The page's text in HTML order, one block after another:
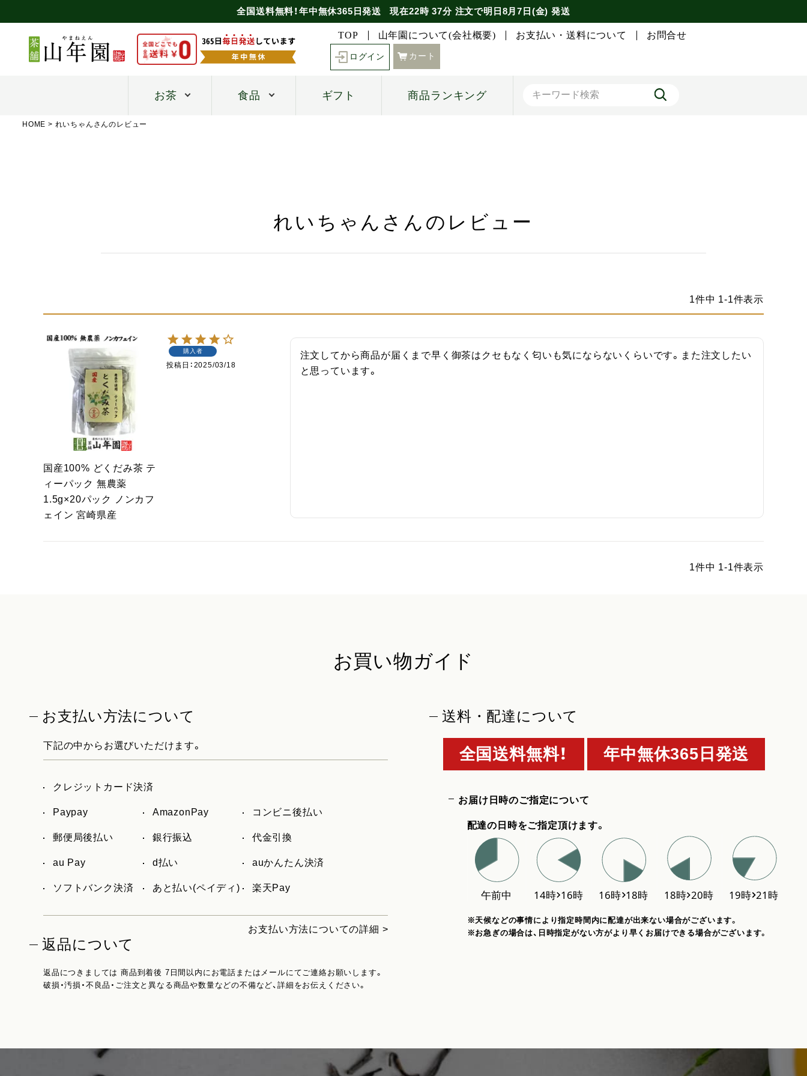
全国送料無料！年中無休365日発送 現在22時 37分注文で明日8月7日(金) 発送
TOP 山年園について(会社概要) お支払い・送料について お問合せ
ログイン カート
お茶 食品 ギフト 商品ランキング
HOME れいちゃんさんのレビュー
れいちゃんさんのレビュー
1件中 1-1件表示
国産100% どくだみ茶 テ
ィーパック 無農薬
1.5g×20パック ノンカフ
ェイン 宮崎県産
購入者
投稿日 2025/03/18
注文してから商品が届くまで早く御茶はクセもなく匂いも気にならないくらいです。また注文したい
と思っています。
1件中 1-1件表示
お買い物ガイド
お支払い方法について
下記の中からお選びいただけます。
クレジットカード決済
Paypay AmazonPay コンビニ後払い
郵便局後払い 銀行振込 代金引換
au Pay d払い auかんたん決済
ソフトバンク決済 あと払い(ペイディ) 楽天Pay
お支払い方法についての詳細 >
返品について
返品につきましては 商品到着後 7日間以内にお電話またはメールにてご連絡お願いします。
破損・汚損・不良品・ご注文と異なる商品や数量などの不備など、詳細をお伝えください。
送料・配達について
全国送料無料！ 年中無休365日発送
お届け日時のご指定について
配達の日時をご指定頂けます。
※天候などの事情により指定時間内に配達が出来ない場合がございます。
※お急ぎの場合は、日時指定がない方がより早くお届けできる場合がございます。